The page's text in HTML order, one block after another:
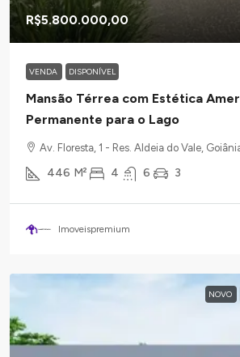
R$5.800.000,00
VENDA DISPONÍVEL
Mansão Térrea com Estética
Permanente para o Lago
Av. Floresta, 1 - Res. Aldeia do Vale,
446 M² 4 6 3
Imoveispremium
NOVO